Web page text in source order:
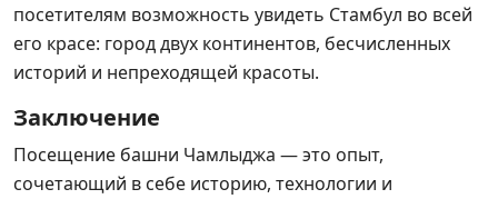
посетителям возможность увидеть Стамбул во всей
его красе: город двух континентов, бесчисленных
историй и непреходящей красоты.
Заключение
Посещение башни Чамлыджа — это опыт,
сочетающий в себе историю, технологии и